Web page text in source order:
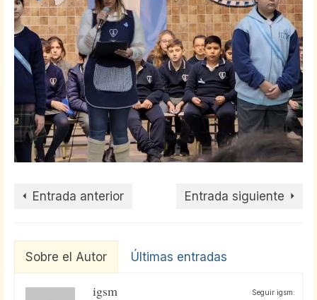
Entrada anterior Entrada siguiente
Sobre el Autor Últimas entradas
Seguir igsm:
igsm